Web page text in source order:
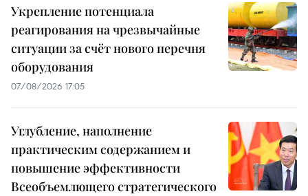
Укрепление потенциала
реагирования на чрезвычайные
ситуации за счёт нового перечня
оборудования
07/08/2026 17:05
Углубление, наполнение
практическим содержанием и
повышение эффективности
Всеобъемлющего стратегического